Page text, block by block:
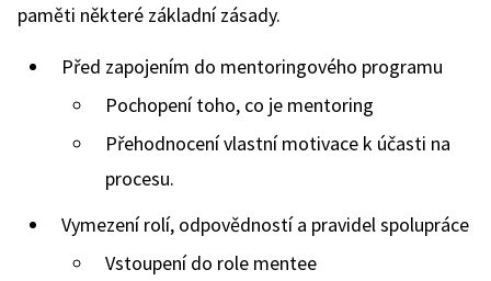
paměti některé základní zásady.
Před zapojením do mentoringového programu
Pochopení toho, co je mentoring
Přehodnocení vlastní motivace k účasti na
procesu.
Vymezení rolí, odpovědností a pravidel spolupráce
Vstoupení do role mentee